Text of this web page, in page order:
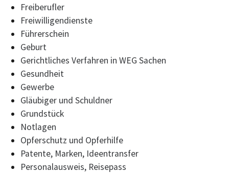
Freiberufler
Freiwilligendienste
Führerschein
Geburt
Gerichtliches Verfahren in WEG Sachen
Gesundheit
Gewerbe
Gläubiger und Schuldner
Grundstück
Notlagen
Opferschutz und Opferhilfe
Patente, Marken, Ideentransfer
Personalausweis, Reisepass